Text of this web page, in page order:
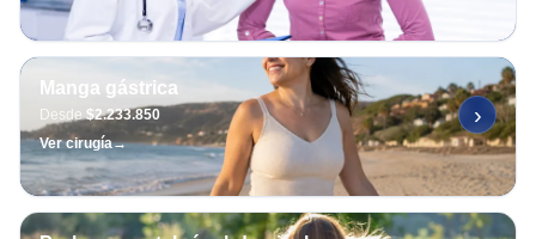
Manga gástrica
Desde$2.233.850
Ver cirugía→
›